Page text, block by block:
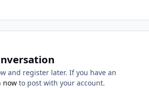
and register later. If you have an
now to post with your account.